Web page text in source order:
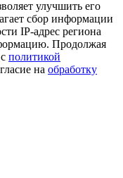
улучшить его
сбор информации
IP-адрес региона
Продолжая
политикой
на обработку